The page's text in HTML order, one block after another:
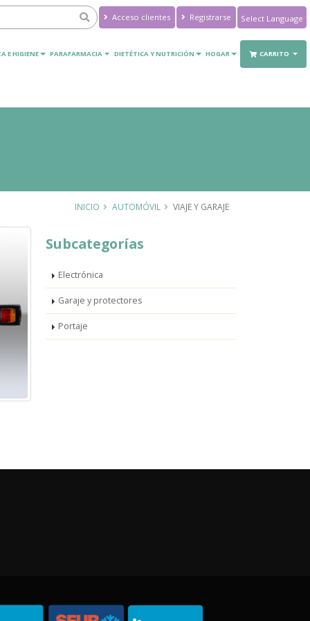
Acceso clientes Registrarse
Translate
E HIGIENE PARAFARMACIA DIETÉTICA Y NUTRICIÓN HOGAR CARRITO
INICIO AUTOMÓVIL VIAJE Y GARAJE
Subcategorías
Electrónica
Garaje y protectores
Portaje